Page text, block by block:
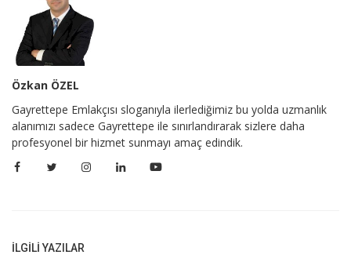
Özkan ÖZEL
Gayrettepe Emlakçısı sloganıyla ilerlediğimiz bu yolda uzmanlık
alanımızı sadece Gayrettepe ile sınırlandırarak sizlere daha
profesyonel bir hizmet sunmayı amaç edindik.
İLGILI YAZILAR